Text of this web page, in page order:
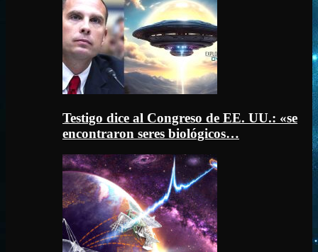
Testigo dice al Congreso de EE. UU.: «se
encontraron seres biológicos…